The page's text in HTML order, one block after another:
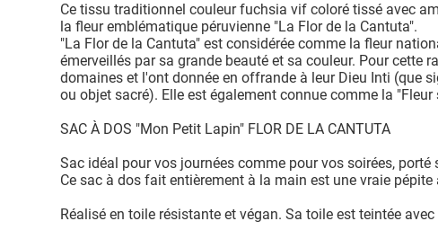
Ce tissu traditionnel couleur fuchsia vif coloré tissé avec
la fleur emblématique péruvienne "La Flor de la Cantuta".
"La Flor de la Cantuta" est considérée comme la fleur
émerveillés par sa grande beauté et sa couleur. Pour cette
domaines et l'ont donnée en offrande à leur Dieu Inti (que
ou objet sacré). Elle est également connue comme la "Fleur
SAC À DOS "Mon Petit Lapin" FLOR DE LA CANTUTA
Sac idéal pour vos journées comme pour vos soirées,
Ce sac à dos fait entièrement à la main est une vraie
Réalisé en toile résistante et végan. Sa toile est teintée